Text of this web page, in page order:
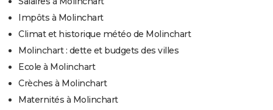
Impôts à Molinchart
Climat et historique météo de Molinchart
Molinchart : dette et budgets des villes
Ecole à Molinchart
Crèches à Molinchart
Maternités à Molinchart